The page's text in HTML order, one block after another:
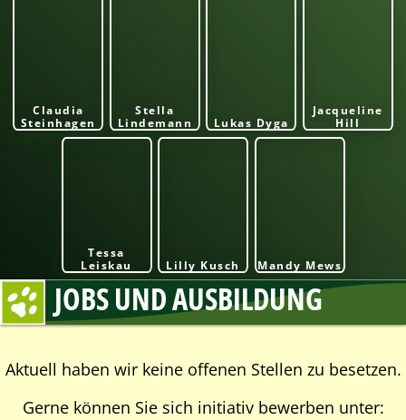
Claudia
Steinhagen
Stella
Lindemann
Lukas Dyga
Jacqueline
Hill
Tessa
Leiskau
Lilly Kusch Mandy Mews
JOBS UND AUSBILDUNG
Aktuell haben wir keine offenen Stellen zu besetzen.
Gerne können Sie sich initiativ bewerben unter: